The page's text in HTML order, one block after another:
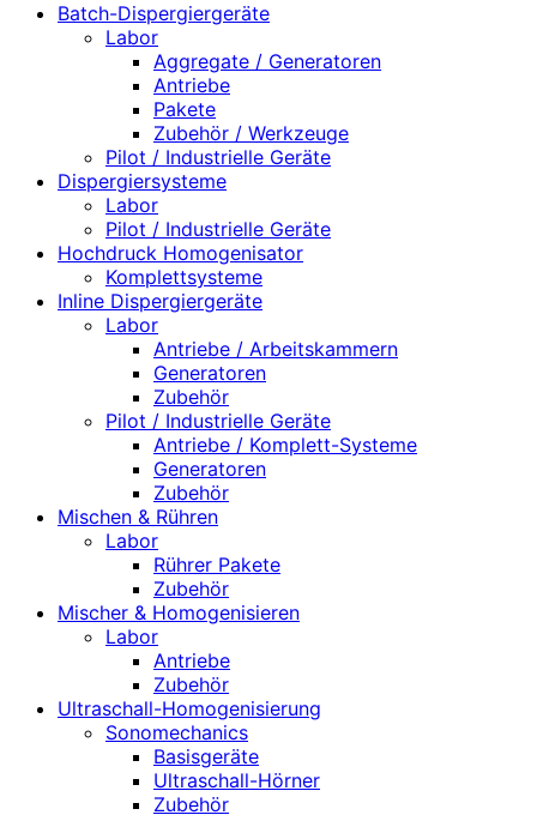
Batch-Dispergiergeräte
Labor
Aggregate / Generatoren
Antriebe
Pakete
Zubehör / Werkzeuge
Pilot / Industrielle Geräte
Dispergiersysteme
Labor
Pilot / Industrielle Geräte
Hochdruck Homogenisator
Komplettsysteme
Inline Dispergiergeräte
Labor
Antriebe / Arbeitskammern
Generatoren
Zubehör
Pilot / Industrielle Geräte
Antriebe / Komplett-Systeme
Generatoren
Zubehör
Mischen & Rühren
Labor
Rührer Pakete
Zubehör
Mischer & Homogenisieren
Labor
Antriebe
Zubehör
Ultraschall-Homogenisierung
Sonomechanics
Basisgeräte
Ultraschall-Hörner
Zubehör